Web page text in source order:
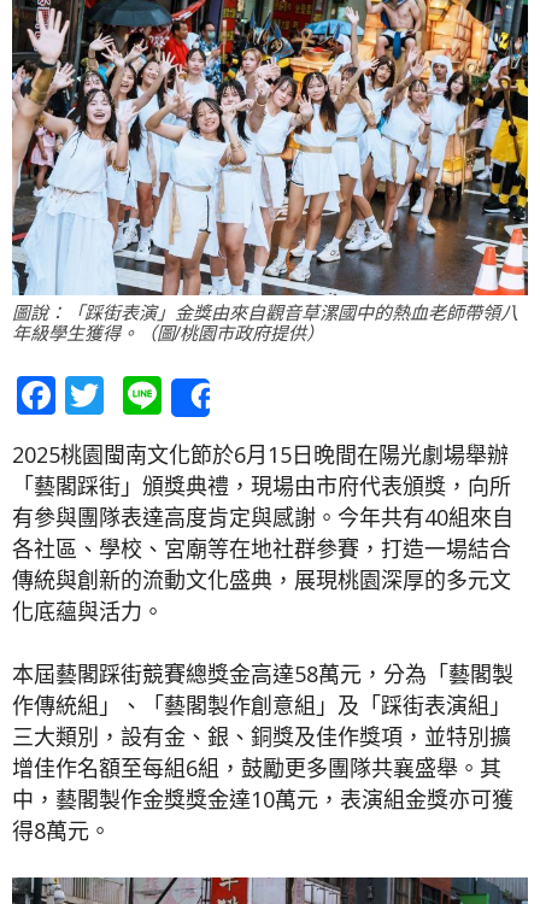
圖說：「踩街表演」金獎由來自觀音草漯國中的熱血老師帶領八
年級學生獲得。（圖/桃園市政府提供）
Facebook
Twitter
Line
2025桃園閩南文化節於6月15日晚間在陽光劇場舉辦
「藝閣踩街」頒獎典禮，現場由市府代表頒獎，向所
有參與團隊表達高度肯定與感謝。今年共有40組來自
各社區、學校、宮廟等在地社群參賽，打造一場結合
傳統與創新的流動文化盛典，展現桃園深厚的多元文
化底蘊與活力。
本屆藝閣踩街競賽總獎金高達58萬元，分為「藝閣製
作傳統組」、「藝閣製作創意組」及「踩街表演組」
三大類別，設有金、銀、銅獎及佳作獎項，並特別擴
增佳作名額至每組6組，鼓勵更多團隊共襄盛舉。其
中，藝閣製作金獎獎金達10萬元，表演組金獎亦可獲
得8萬元。